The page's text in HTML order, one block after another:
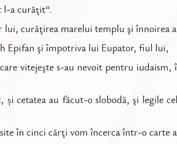
l-a curăţit“.
lui, curăţirea marelui templu şi înnoirea
Epifan şi împotriva lui Eupator, fiul lui,
vitejeşte s-au nevoit pentru
cetatea au făcut-o slobodă, şi legile
în cinci cărţi vom încerca într-o carte